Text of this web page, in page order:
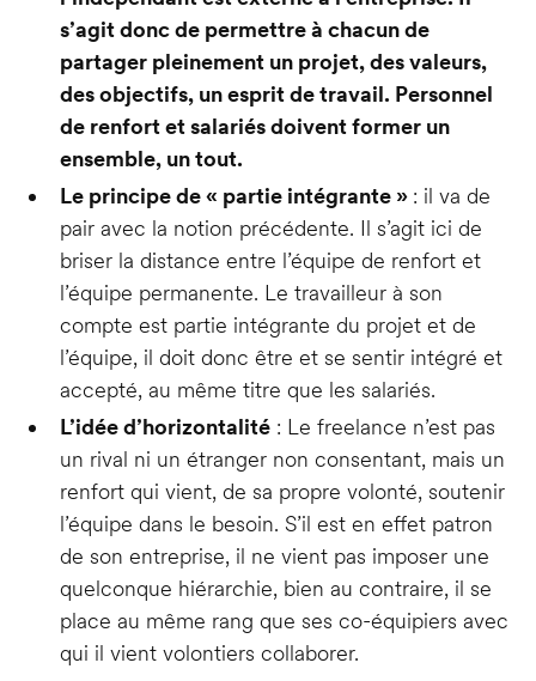
s’agit donc de permettre à chacun de
partager pleinement un projet, des valeurs,
des objectifs, un esprit de travail. Personnel
de renfort et salariés doivent former un
ensemble, un tout.
Le principe de « partie intégrante » : il va de
pair avec la notion précédente. Il s’agit ici de
briser la distance entre l’équipe de renfort et
l’équipe permanente. Le travailleur à son
compte est partie intégrante du projet et de
l’équipe, il doit donc être et se sentir intégré et
accepté, au même titre que les salariés.
L’idée d’horizontalité : Le freelance n’est pas
un rival ni un étranger non consentant, mais un
renfort qui vient, de sa propre volonté, soutenir
l’équipe dans le besoin. S’il est en effet patron
de son entreprise, il ne vient pas imposer une
quelconque hiérarchie, bien au contraire, il se
place au même rang que ses co-équipiers avec
qui il vient volontiers collaborer.